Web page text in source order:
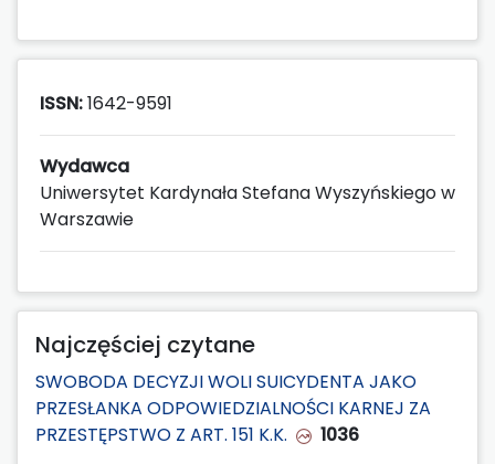
ISSN:1642-9591
Wydawca
Uniwersytet Kardynała Stefana Wyszyńskiego w
Warszawie
Najczęściej czytane
SWOBODA DECYZJI WOLI SUICYDENTA JAKO
PRZESŁANKA ODPOWIEDZIALNOŚCI KARNEJ ZA
PRZESTĘPSTWO Z ART. 151 K.K.
1036